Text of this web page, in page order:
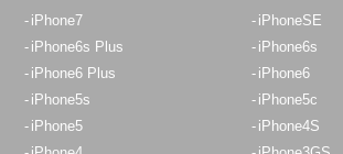
iPhone7
iPhoneSE
iPhone6s Plus
iPhone6s
iPhone6 Plus
iPhone6
iPhone5s
iPhone5c
iPhone5
iPhone4S